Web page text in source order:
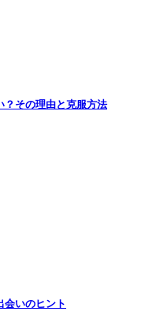
？その理由と克服方法
会いのヒント